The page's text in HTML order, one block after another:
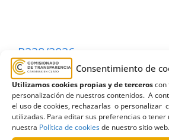
Consentimiento de
Utilizamos cookies propias y de terceroscon
personalización de nuestros contenidos. A
el uso de cookies, rechazarlas o personalizar
utilizadas. Para editar sus preferencias o
nuestra Política de cookiesde nuestro sitio web.
R228/2026
04/06/2026
Solicitud de información al
relativa al funcionamiento de la
de auxiliares | Estimatoria